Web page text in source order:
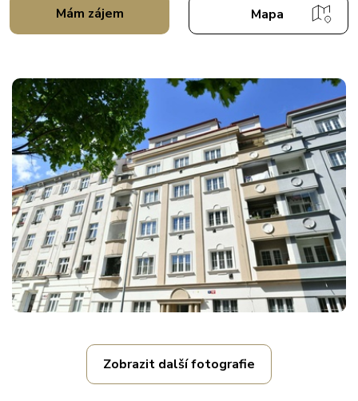
Mám zájem Mapa
Zobrazit další fotografie